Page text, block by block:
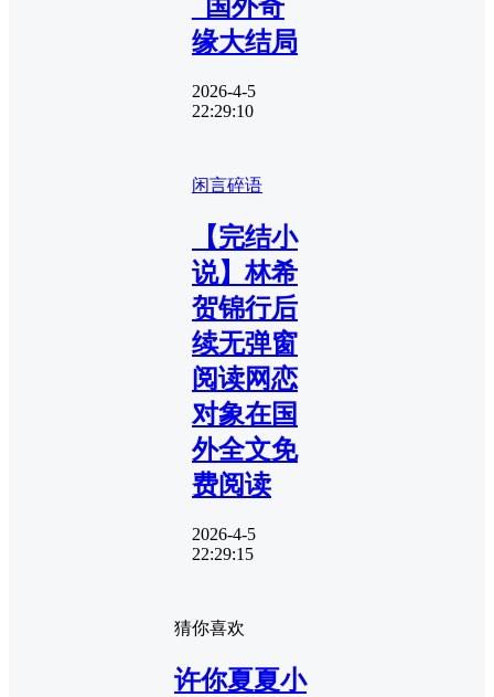
_国外奇
缘大结局
2026-4-5
22:29:10
闲言碎语
【完结小
说】林希
贺锦行后
续无弹窗
阅读网恋
对象在国
外全文免
费阅读
2026-4-5
22:29:15
猜你喜欢
许你夏夏小